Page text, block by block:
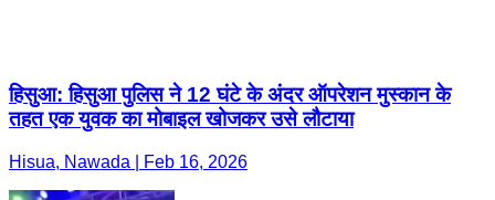
हिसुआ: हिसुआ पुलिस ने 12 घंटे के अंदर ऑपरेशन मुस्कान के
तहत एक युवक का मोबाइल खोजकर उसे लौटाया
Hisua, Nawada | Feb 16, 2026